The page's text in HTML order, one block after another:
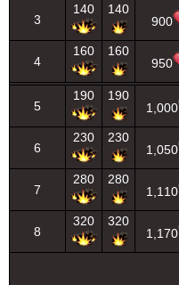
3
140
140
900
4
160
160
950
5
190
190
1,000
6
230
230
1,050
7
280
280
1,110
8
320
320
1,170